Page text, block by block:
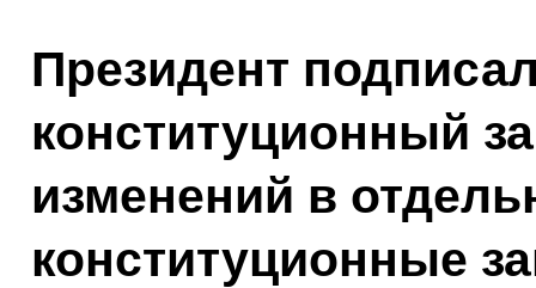
Президент
конституционный
изменений в
конституционные